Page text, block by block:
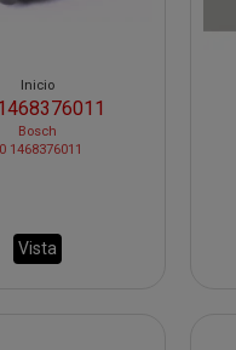
Inicio
Bosch
1468376011
Vista